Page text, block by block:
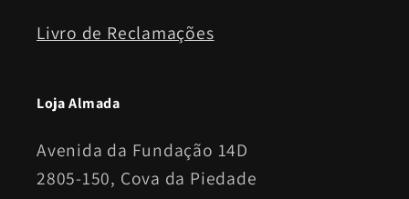
Livro de Reclamações
Loja Almada
Avenida da Fundação 14D
2805-150, Cova da Piedade